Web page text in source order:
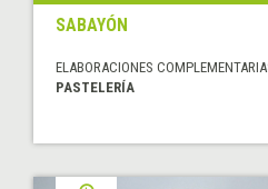
SABAYÓN
ELABORACIONES
PASTELERÍA